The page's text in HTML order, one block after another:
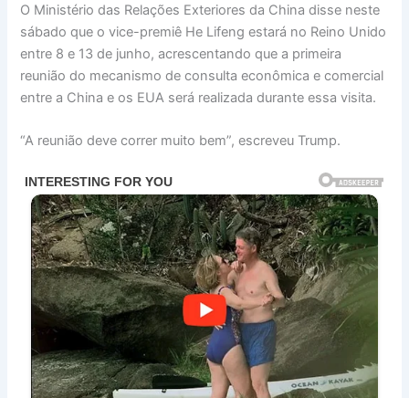
O Ministério das Relações Exteriores da China disse neste
sábado que o vice-premiê He Lifeng estará no Reino Unido
entre 8 e 13 de junho, acrescentando que a primeira
reunião do mecanismo de consulta econômica e comercial
entre a China e os EUA será realizada durante essa visita.
“A reunião deve correr muito bem”, escreveu Trump.